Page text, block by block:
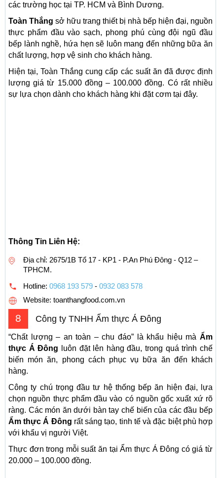
các trường học tại TP. HCM và Bình Dương.
Toàn Thắng sở hữu trang thiết bị nhà bếp hiện đại, nguồn
thực phẩm đầu vào sạch, phong phú cùng đội ngũ đầu
bếp lành nghề, hứa hẹn sẽ luôn mang đến những bữa ăn
chất lượng, hợp vệ sinh cho khách hàng.
Hiện tại, Toàn Thắng cung cấp các suất ăn đã được định
lượng giá từ 15.000 đồng – 100.000 đồng. Có rất nhiều
sự lựa chọn dành cho khách hàng khi đặt cơm tại đây.
Thông Tin Liên Hệ:
Địa chỉ: 2675/1B Tổ 17 - KP1 - P.An Phú Đông - Q12 –
TPHCM.
Hotline: 0968 193 579 - 0932 083 578
Website: toanthangfood.com.vn
8 Công ty TNHH Ẩm thực Á Đông
“Chất lượng – an toàn – chu đáo” là khẩu hiệu mà Ẩm
thực Á Đông luôn đặt lên hàng đầu, trong quá trình chế
biến món ăn, phong cách phục vụ bữa ăn đến khách
hàng.
Công ty chú trọng đầu tư hệ thống bếp ăn hiện đại, lựa
chọn nguồn thực phẩm đầu vào có nguồn gốc xuất xứ rõ
ràng. Các món ăn dưới bàn tay chế biến của các đầu bếp
Ẩm thực Á Đông rất sáng tạo, tinh tế và đặc biệt phù hợp
với khẩu vị người Việt.
Thực đơn trong mỗi suất ăn tại Ẩm thực Á Đông có giá từ
20.000 – 100.000 đồng.